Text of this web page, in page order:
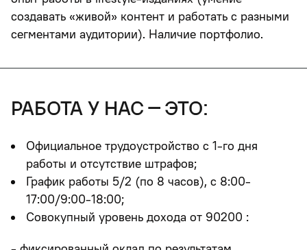
создавать «живой» контент и работать с разными
сегментами аудитории). Наличие портфолио.
работа у нас – это:
Официальное трудоустройство с 1-го дня
работы и отсутствие штрафов;
График работы 5/2 (по 8 часов), с 8:00-
17:00/9:00-18:00;
Совокупный уровень дохода от 90200 :